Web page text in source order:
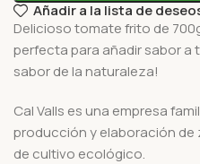
Añadir a la lista de
Delicioso tomate frito de
perfecta para añadir sabor a
sabor de la naturaleza!
Cal Valls es una empresa
producción y elaboración
de cultivo ecológico.